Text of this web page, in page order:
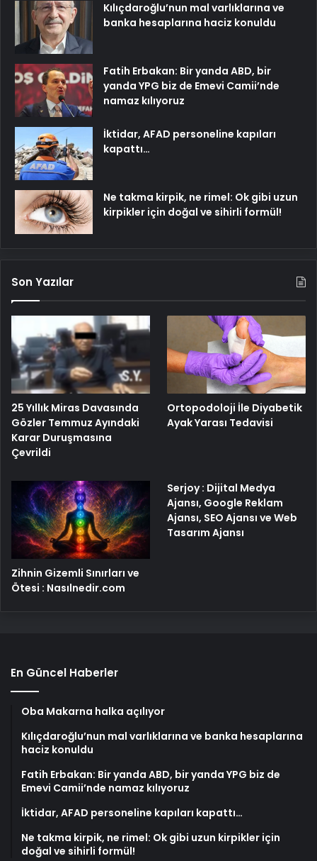
Kılıçdaroğlu’nun mal varlıklarına ve
banka hesaplarına haciz konuldu
Fatih Erbakan: Bir yanda ABD, bir
yanda YPG biz de Emevi Camii’nde
namaz kılıyoruz
İktidar, AFAD personeline kapıları
kapattı…
Ne takma kirpik, ne rimel: Ok gibi uzun
kirpikler için doğal ve sihirli formül!
Son Yazılar
25 Yıllık Miras Davasında
Gözler Temmuz Ayındaki
Karar Duruşmasına
Çevrildi
Ortopodoloji İle Diyabetik
Ayak Yarası Tedavisi
Zihnin Gizemli Sınırları ve
Ötesi : Nasılnedir.com
Serjoy : Dijital Medya
Ajansı, Google Reklam
Ajansı, SEO Ajansı ve Web
Tasarım Ajansı
En Güncel Haberler
Oba Makarna halka açılıyor
Kılıçdaroğlu’nun mal varlıklarına ve banka hesaplarına
haciz konuldu
Fatih Erbakan: Bir yanda ABD, bir yanda YPG biz de
Emevi Camii’nde namaz kılıyoruz
İktidar, AFAD personeline kapıları kapattı…
Ne takma kirpik, ne rimel: Ok gibi uzun kirpikler için
doğal ve sihirli formül!